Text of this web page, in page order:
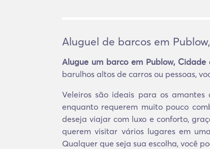
Aluguel de barcos em
Alugue um barco em Publow, Cidade
barulhos altos de carros ou pessoas,
Veleiros são ideais para os
enquanto requerem muito pouco
deseja viajar com luxo e conforto,
querem visitar vários lugares em
Qualquer que seja sua escolha, você